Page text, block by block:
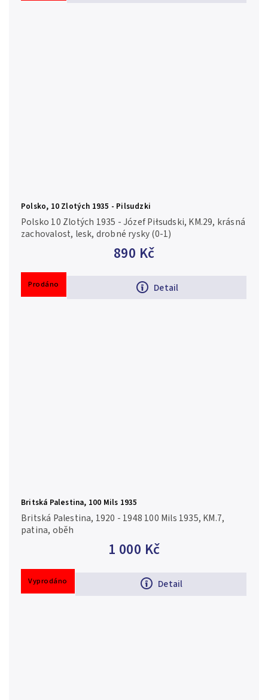
Polsko, 10 Zlotých 1935 - Pilsudzki
890 Kč
Detail
Polsko 10 Zlotých 1935 - Józef Piłsudski, KM.29, krásná
zachovalost, lesk, drobné rysky (0-1)
Prodáno
Britská Palestina, 100 Mils 1935
1 000 Kč
Detail
Britská Palestina, 1920 - 1948 100 Mils 1935, KM.7,
patina, oběh
Vyprodáno